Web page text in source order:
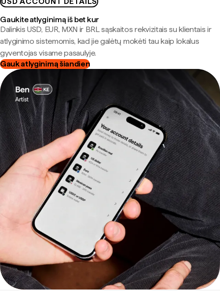
Gaukite atlyginimą iš bet kur
Dalinkis USD, EUR, MXN ir BRL sąskaitos rekvizitais su klientais ir
atlyginimo sistemomis, kad jie galėtų mokėti tau kaip lokalus
gyventojas visame pasaulyje.
Gauk atlyginimą šiandien